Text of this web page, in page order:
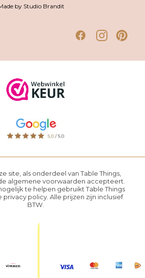
by Studio Brandit
site, als onderdeel van Table Things,
algemene voorwaarden accepteert.
te helpen gebruikt Table Things
privacy policy . Alle prijzen zijn inclusief
BTW.